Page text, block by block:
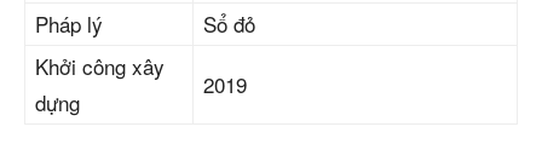
Pháp lý
Sổ đỏ
Khởi công xây
dựng
2019